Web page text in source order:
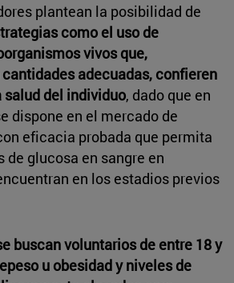
plantean la posibilidad de
como el uso de
vivos que,
adecuadas, confieren
salud del individuo, dado que en
dispone en el mercado de
eficacia probada que permita
de glucosa en sangre en
en los estadios previos
buscan voluntarios de entre 18 y
u obesidad y niveles de